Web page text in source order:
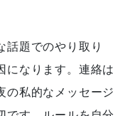
話題でのやり取り
になります。連絡は
の私的なメッセージ